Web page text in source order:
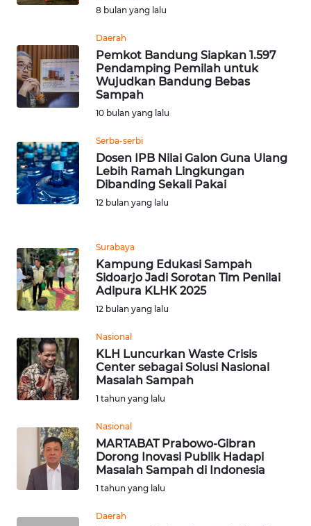
8 bulan yang lalu
Daerah
Pemkot Bandung Siapkan 1.597
Pendamping Pemilah untuk
Wujudkan Bandung Bebas
Sampah
10 bulan yang lalu
Serba-serbi
Dosen IPB Nilai Galon Guna Ulang
Lebih Ramah Lingkungan
Dibanding Sekali Pakai
12 bulan yang lalu
Surabaya
Kampung Edukasi Sampah
Sidoarjo Jadi Sorotan Tim Penilai
Adipura KLHK 2025
12 bulan yang lalu
Nasional
KLH Luncurkan Waste Crisis
Center sebagai Solusi Nasional
Masalah Sampah
1 tahun yang lalu
Nasional
MARTABAT Prabowo-Gibran
Dorong Inovasi Publik Hadapi
Masalah Sampah di Indonesia
1 tahun yang lalu
Daerah
WN
JABAR
WN
NTT
WN
PAPUA
PAPUA
BARAT
WN
RIAU
WN
SERAMBI
WN